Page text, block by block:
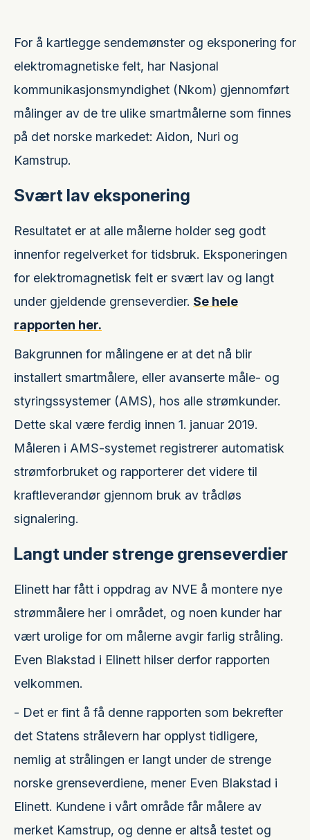
For å kartlegge sendemønster og eksponering for
elektromagnetiske felt, har Nasjonal
kommunikasjonsmyndighet (Nkom) gjennomført
målinger av de tre ulike smartmålerne som finnes
på det norske markedet: Aidon, Nuri og
Kamstrup.
Svært lav eksponering
Resultatet er at alle målerne holder seg godt
innenfor regelverket for tidsbruk. Eksponeringen
for elektromagnetisk felt er svært lav og langt
under gjeldende grenseverdier. Se hele
rapporten her.
Bakgrunnen for målingene er at det nå blir
installert smartmålere, eller avanserte måle- og
styringssystemer (AMS), hos alle strømkunder.
Dette skal være ferdig innen 1. januar 2019.
Måleren i AMS-systemet registrerer automatisk
strømforbruket og rapporterer det videre til
kraftleverandør gjennom bruk av trådløs
signalering.
Langt under strenge grenseverdier
Elinett har fått i oppdrag av NVE å montere nye
strømmålere her i området, og noen kunder har
vært urolige for om målerne avgir farlig stråling.
Even Blakstad i Elinett hilser derfor rapporten
velkommen.
- Det er fint å få denne rapporten som bekrefter
det Statens strålevern har opplyst tidligere,
nemlig at strålingen er langt under de strenge
norske grenseverdiene, mener Even Blakstad i
Elinett. Kundene i vårt område får målere av
merket Kamstrup, og denne er altså testet og